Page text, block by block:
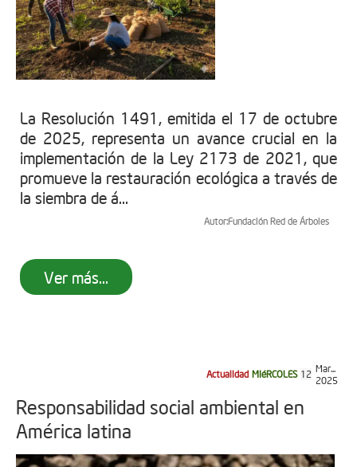
La Resolución 1491, emitida el 17 de octubre
de 2025, representa un avance crucial en la
implementación de la Ley 2173 de 2021, que
promueve la restauración ecológica a través de
la siembra de á...
Autor:Fundación Red de Árboles
Ver más...
Actualidad MIéRCOLES 12 Mar...
2025
Responsabilidad social ambiental en
América latina